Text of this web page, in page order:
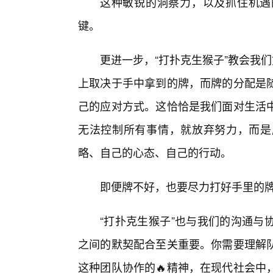
键。
更进一步，“打扑克生猴子”教会我
上取决于手中拿到的牌，而牌的分配
己的应对方式。这恰恰是我们面对生
无法控制所有事情，就放弃努力，而
略、自己的心态、自己的行动。
即便牌不好，也要尽力打好手里的
“打扑克生猴子”也与我们的沟通
之间的默契配合至关重要。你需要理
这种团队协作的🔥精神，在现代社会